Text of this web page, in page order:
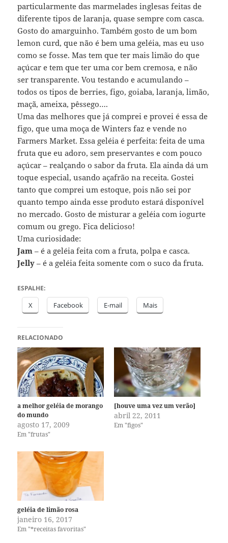
particularmente das marmelades inglesas feitas de
diferente tipos de laranja, quase sempre com casca.
Gosto do amarguinho. Também gosto de um bom
lemon curd, que não é bem uma geléia, mas eu uso
como se fosse. Mas tem que ter mais limão do que
açúcar e tem que ter uma cor bem cremosa, e não
ser transparente. Vou testando e acumulando –
todos os tipos de berries, figo, goiaba, laranja, limão,
maçã, ameixa, pêssego….
Uma das melhores que já comprei e provei é essa de
figo, que uma moça de Winters faz e vende no
Farmers Market. Essa geléia é perfeita: feita de uma
fruta que eu adoro, sem preservantes e com pouco
açúcar – realçando o sabor da fruta. Ela ainda dá um
toque especial, usando açafrão na receita. Gostei
tanto que comprei um estoque, pois não sei por
quanto tempo ainda esse produto estará disponível
no mercado. Gosto de misturar a geléia com iogurte
comum ou grego. Fica delicioso!
Uma curiosidade:
Jam – é a geléia feita com a fruta, polpa e casca.
Jelly – é a geléia feita somente com o suco da fruta.
ESPALHE:
X Facebook E-mail Mais
RELACIONADO
a melhor geléia de morango
do mundo
agosto 17, 2009
Em "frutas"
[houve uma vez um verão]
abril 22, 2011
Em "figos"
geléia de limão rosa
janeiro 16, 2017
Em "*receitas favoritas"